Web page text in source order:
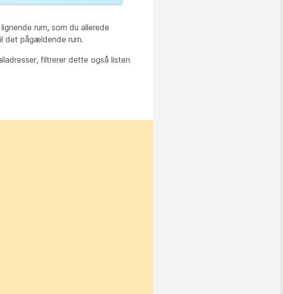
rum, som du allerede
det pågældende rum.
filtrerer dette også listen